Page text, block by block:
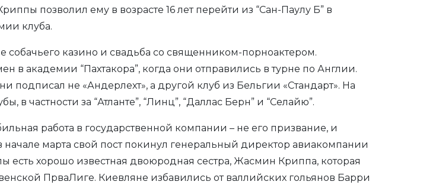
позволил ему в возрасте 16 лет перейти из “Сан-Паулу Б” в
клуба.
казино и свадьба со священником-порноактером.
в академии “Пахтакора”, когда они отправились в турне по Англии.
не «Андерлехт», а другой клуб из Бельгии «Стандарт». На
в частности за “Атланте”, “Линц”, “Даллас Берн” и “Селайю”.
работа в государственной компании – не его призвание, и
марта свой пост покинул генеральный директор авиакомпании
хорошо известная двоюродная сестра, Жасмин Криппа, которая
ПрваЛиге. Киевляне избавились от валлийских гольянов Барри